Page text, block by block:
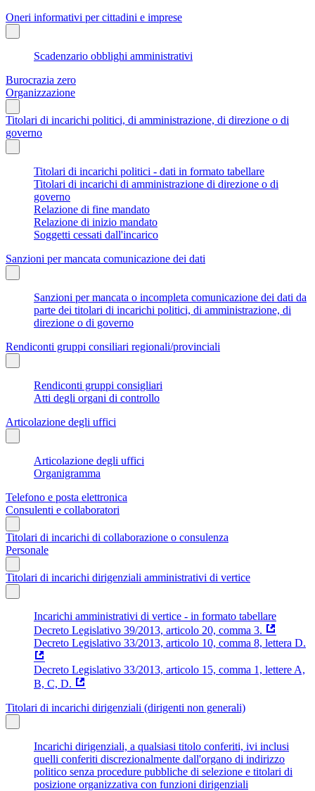
Oneri informativi per cittadini e imprese
Scadenzario obblighi amministrativi
Burocrazia zero
Organizzazione
Titolari di incarichi politici, di amministrazione, di direzione o di
governo
Titolari di incarichi politici - dati in formato tabellare
Titolari di incarichi di amministrazione di direzione o di
governo
Relazione di fine mandato
Relazione di inizio mandato
Soggetti cessati dall'incarico
Sanzioni per mancata comunicazione dei dati
Sanzioni per mancata o incompleta comunicazione dei dati da
parte dei titolari di incarichi politici, di amministrazione, di
direzione o di governo
Rendiconti gruppi consiliari regionali/provinciali
Rendiconti gruppi consigliari
Atti degli organi di controllo
Articolazione degli uffici
Articolazione degli uffici
Organigramma
Telefono e posta elettronica
Consulenti e collaboratori
Titolari di incarichi di collaborazione o consulenza
Personale
Titolari di incarichi dirigenziali amministrativi di vertice
Incarichi amministrativi di vertice - in formato tabellare
Decreto Legislativo 39/2013, articolo 20, comma 3.
Decreto Legislativo 33/2013, articolo 10, comma 8, lettera D.
Decreto Legislativo 33/2013, articolo 15, comma 1, lettere A,
B, C, D.
Titolari di incarichi dirigenziali (dirigenti non generali)
Incarichi dirigenziali, a qualsiasi titolo conferiti, ivi inclusi
quelli conferiti discrezionalmente dall'organo di indirizzo
politico senza procedure pubbliche di selezione e titolari di
posizione organizzativa con funzioni dirigenziali